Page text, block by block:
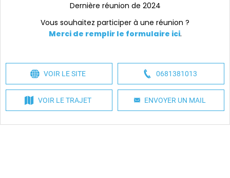
Dernière réunion de 2024
Vous souhaitez participer à une réunion ?
Merci de remplir le formulaire ici.
VOIR LE SITE 0681381013
VOIR LE TRAJET ENVOYER UN MAIL